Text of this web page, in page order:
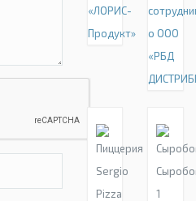
«ЛОРИС-
Продукт»
о ООО
«РБД
1